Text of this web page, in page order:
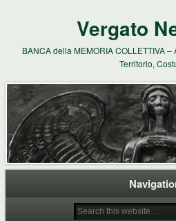
Vergato
BANCA della MEMORIA COLLETTIVA
Territorio,